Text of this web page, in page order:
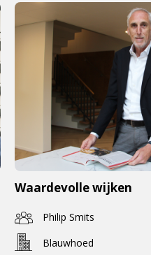
Waardevolle wijken
Philip Smits
Blauwhoed